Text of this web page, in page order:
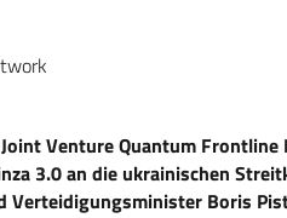
Venture Quantum
3.0 an die ukrainischen
Verteidigungsminister Boris